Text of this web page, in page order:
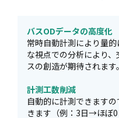
バスODデータの高度化
常時自動計測により量
な視点での分析により
スの創造が期待されます。
計測工数削減
自動的に計測できます
きます（例：3日→ほぼ0